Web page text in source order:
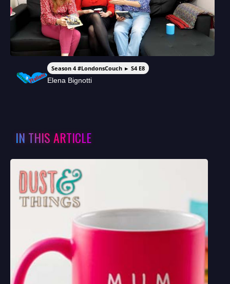
Season 4 #LondonsCouch ► S4 E8
Elena Bignotti
IN THIS ARTICLE